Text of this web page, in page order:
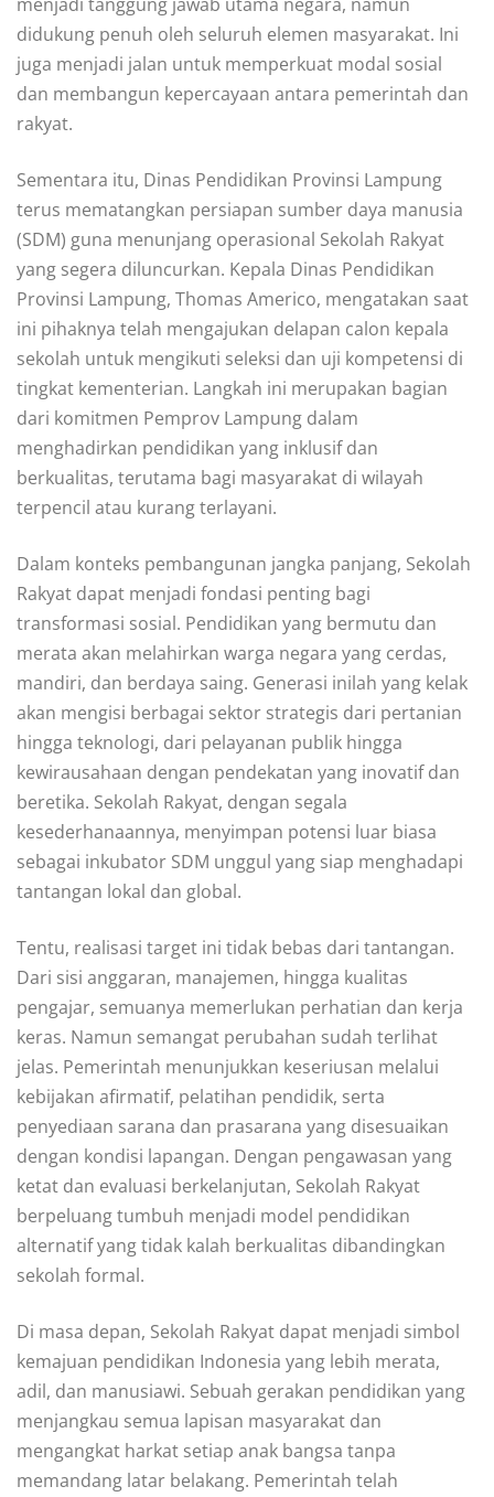
didukung penuh oleh seluruh elemen masyarakat. Ini
juga menjadi jalan untuk memperkuat modal sosial
dan membangun kepercayaan antara pemerintah dan
rakyat.
Sementara itu, Dinas Pendidikan Provinsi Lampung
terus mematangkan persiapan sumber daya manusia
(SDM) guna menunjang operasional Sekolah Rakyat
yang segera diluncurkan. Kepala Dinas Pendidikan
Provinsi Lampung, Thomas Americo, mengatakan saat
ini pihaknya telah mengajukan delapan calon kepala
sekolah untuk mengikuti seleksi dan uji kompetensi di
tingkat kementerian. Langkah ini merupakan bagian
dari komitmen Pemprov Lampung dalam
menghadirkan pendidikan yang inklusif dan
berkualitas, terutama bagi masyarakat di wilayah
terpencil atau kurang terlayani.
Dalam konteks pembangunan jangka panjang, Sekolah
Rakyat dapat menjadi fondasi penting bagi
transformasi sosial. Pendidikan yang bermutu dan
merata akan melahirkan warga negara yang cerdas,
mandiri, dan berdaya saing. Generasi inilah yang kelak
akan mengisi berbagai sektor strategis dari pertanian
hingga teknologi, dari pelayanan publik hingga
kewirausahaan dengan pendekatan yang inovatif dan
beretika. Sekolah Rakyat, dengan segala
kesederhanaannya, menyimpan potensi luar biasa
sebagai inkubator SDM unggul yang siap menghadapi
tantangan lokal dan global.
Tentu, realisasi target ini tidak bebas dari tantangan.
Dari sisi anggaran, manajemen, hingga kualitas
pengajar, semuanya memerlukan perhatian dan kerja
keras. Namun semangat perubahan sudah terlihat
jelas. Pemerintah menunjukkan keseriusan melalui
kebijakan afirmatif, pelatihan pendidik, serta
penyediaan sarana dan prasarana yang disesuaikan
dengan kondisi lapangan. Dengan pengawasan yang
ketat dan evaluasi berkelanjutan, Sekolah Rakyat
berpeluang tumbuh menjadi model pendidikan
alternatif yang tidak kalah berkualitas dibandingkan
sekolah formal.
Di masa depan, Sekolah Rakyat dapat menjadi simbol
kemajuan pendidikan Indonesia yang lebih merata,
adil, dan manusiawi. Sebuah gerakan pendidikan yang
menjangkau semua lapisan masyarakat dan
mengangkat harkat setiap anak bangsa tanpa
memandang latar belakang. Pemerintah telah